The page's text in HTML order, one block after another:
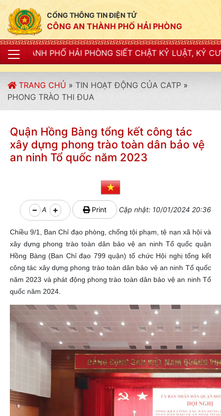
CỔNG THÔNG TIN ĐIỆN TỬ
CÔNG AN THÀNH PHỐ HẢI PHÒNG
CHẶT KỶ LUẬT, KỶ CƯƠNG, ĐIỀU LỆNH; XÂY
TRANG CHỦ » TIN HOẠT ĐỘNG CỦA CATP »
PHONG TRÀO THI ĐUA
Quận Hồng Bàng tổng kết công tác
xây dựng phong trào toàn dân bảo vệ
an ninh Tổ quốc năm 2023
A Print Cập nhật: 10/01/2024 20:36
Chiều 9/1, Ban Chỉ đạo phòng, chống tội phạm, tệ nạn xã hội và
xây dựng phong trào toàn dân bảo vệ an ninh Tổ quốc quận
Hồng Bàng (Ban Chỉ đạo 799 quận) tổ chức Hội nghị tổng kết
công tác xây dựng phong trào toàn dân bảo vệ an ninh Tổ quốc
năm 2023 và phát động phong trào toàn dân bảo vệ an ninh Tổ
quốc năm 2024.